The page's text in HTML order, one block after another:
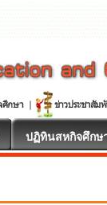
ปฏิทินสหกิจศึกษ